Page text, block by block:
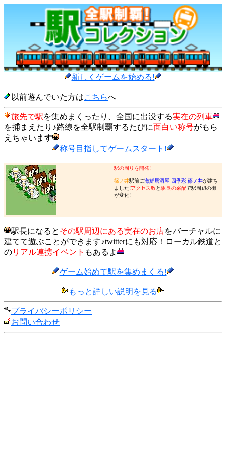
新しくゲームを始める!
以前遊んでいた方はこちらへ
旅先で駅を集めまくったり、全国に出没する実在の列車
を捕まえたり♪路線を全駅制覇するたびに面白い称号がもら
えちゃいます
称号目指してゲームスタート!
駅の周りを開発!
篠ノ井駅前に海鮮居酒屋 四季彩 篠ノ井が建ち
ました!アクセス数と駅長の采配で駅周辺の街
が変化!
駅長になると その駅周辺にある実在のお店をバーチャルに
建てて遊ぶことができます♪twitterにも対応！ローカル鉄道と
のリアル連携イベント もあるよ
ゲーム始めて駅を集めまくる!
もっと詳しい説明を見る
プライバシーポリシー
お問い合わせ